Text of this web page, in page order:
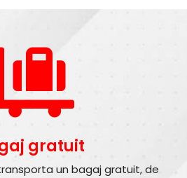
gratuit
un bagaj gratuit, de